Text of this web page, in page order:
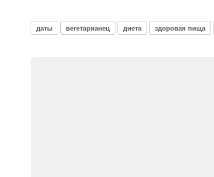
даты вегетарианец диета здоровая пища